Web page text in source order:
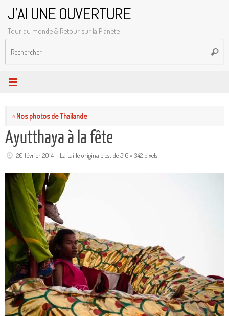
contenu
J'AI UNE OUVERTURE
Tour du monde & Retour sur la Planète
«Nos photos de Thaïlande
Ayutthaya à la fête
20 février 2014 La taille originale est de516 × 342pixels